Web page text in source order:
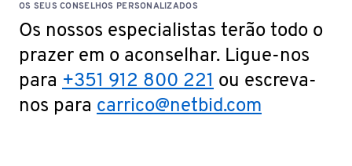
OS SEUS CONSELHOS PERSONALIZADOS
Os nossos especialistas terão todo o
prazer em o aconselhar. Ligue-nos
para +351 912 800 221 ou escreva-
nos para carrico@netbid.com